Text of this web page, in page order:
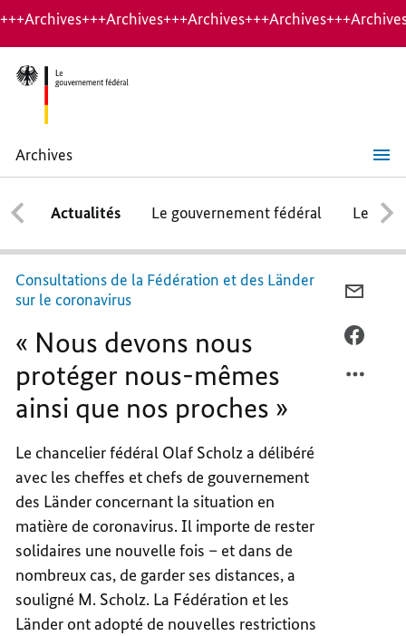
Archives
« Nous
devons
nous
protéger
nous-
mêmes
ainsi
que
nos
proches »
Actualités Le gouvernement fédéral Le
Consultations de la Fédération et des Länder
sur le coronavirus
« Nous devons nous
protéger nous-mêmes
ainsi que nos proches »
Le chancelier fédéral Olaf Scholz a délibéré
avec les cheffes et chefs de gouvernement
des Länder concernant la situation en
matière de coronavirus. Il importe de rester
solidaires une nouvelle fois – et dans de
nombreux cas, de garder ses distances, a
souligné M. Scholz. La Fédération et les
Länder ont adopté de nouvelles restrictions